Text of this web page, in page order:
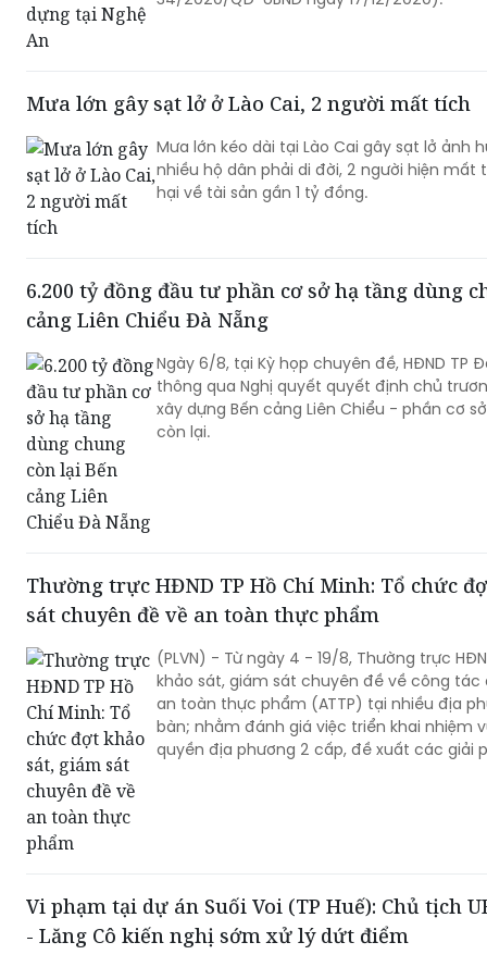
Mưa lớn gây sạt lở ở Lào Cai, 2 người mất tích
Mưa lớn kéo dài tại Lào Cai gây sạt lở ảnh
nhiều hộ dân phải di đời, 2 người hiện mất
hại về tài sản gần 1 tỷ đồng.
6.200 tỷ đồng đầu tư phần cơ sở hạ tầng dùng
cảng Liên Chiểu Đà Nẵng
Ngày 6/8, tại Kỳ họp chuyên đề, HĐND TP
thông qua Nghị quyết quyết định chủ
xây dựng Bến cảng Liên Chiểu - phần cơ
còn lại.
Thường trực HĐND TP Hồ Chí Minh: Tổ chức
sát chuyên đề về an toàn thực phẩm
(PLVN) - Từ ngày 4 - 19/8, Thường trực
khảo sát, giám sát chuyên đề về công tác
an toàn thực phẩm (ATTP) tại nhiều địa
bàn; nhằm đánh giá việc triển khai nhiệm
quyền địa phương 2 cấp, đề xuất các giải
Vi phạm tại dự án Suối Voi (TP Huế): Chủ tịch
- Lăng Cô kiến nghị sớm xử lý dứt điểm